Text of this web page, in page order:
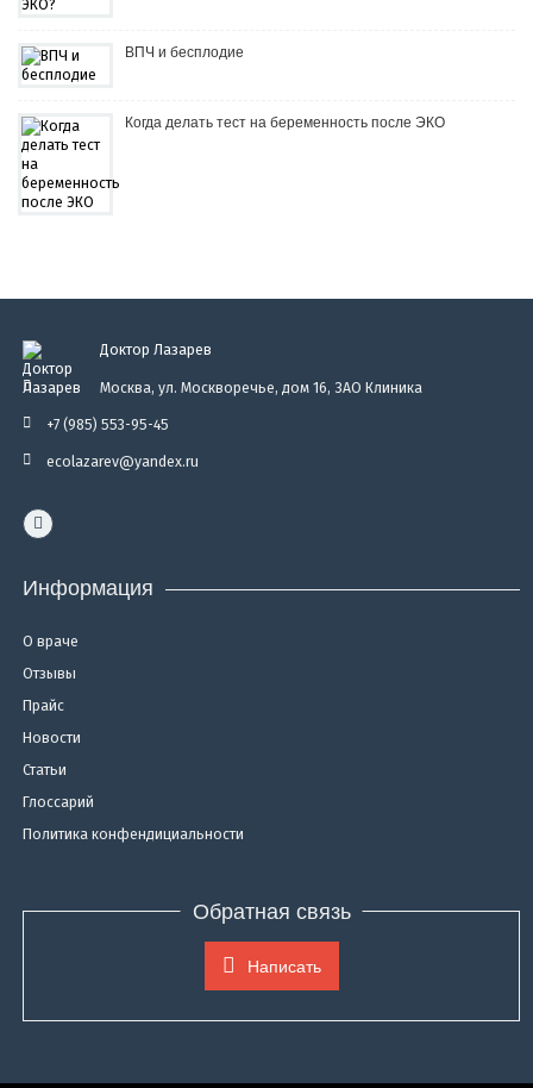
ВПЧ и бесплодие
Когда делать тест на беременность после ЭКО
Доктор Лазарев
Москва, ул. Москворечье, дом 16, ЗАО Клиника
+7 (985) 553-95-45
ecolazarev@yandex.ru
Информация
О враче
Отзывы
Прайс
Новости
Статьи
Глоссарий
Политика конфендициальности
Обратная связь
Написать